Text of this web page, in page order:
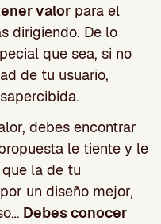
valor para el
dirigiendo. De lo
que sea, si no
de tu usuario,
debes encontrar
le tiente y le
la de tu
un diseño mejor,
Debes conocer